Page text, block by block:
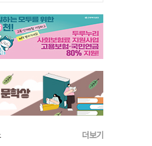
더보기